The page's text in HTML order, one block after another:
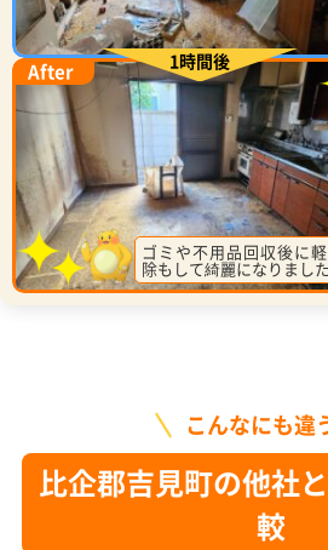
After
ゴミや不用品回収後に
除もして綺麗になりました
1時間後
こんなにも違
比企郡吉見町の他社
較